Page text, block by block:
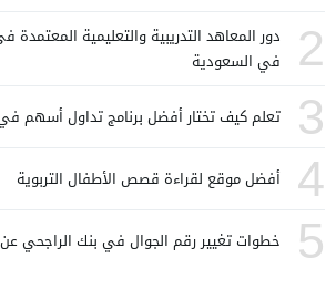
2
دور المعاهد التدريبية والتعليمية المعتمدة
في السعودية
3 تعلم كيف تختار أفضل برنامج تداول أسهم في
4 أفضل موقع لقراءة قصص الأطفال التربوية
5 خطوات تغيير رقم الجوال في بنك الراجحي